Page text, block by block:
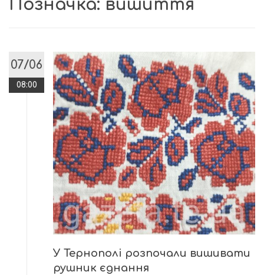
Позначка: вишиття
07/06
08:00
У Тернополі розпочали вишивати
рушник єднання